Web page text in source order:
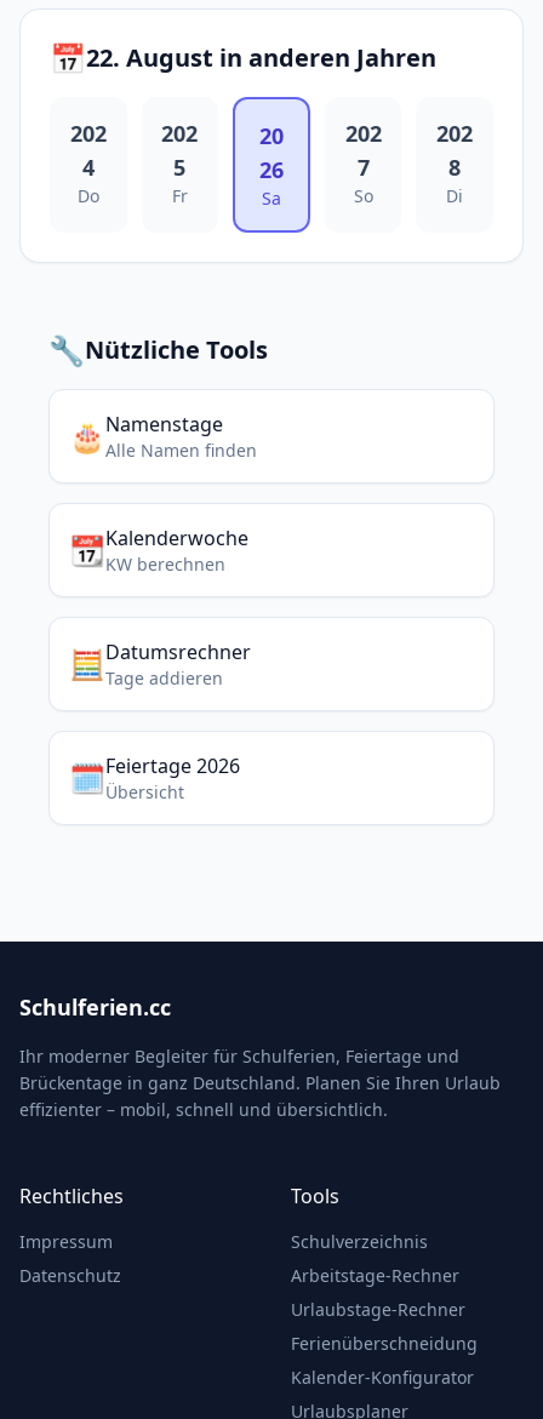
📅22. August in anderen Jahren
202
4
Do
202
5
Fr
20
26
Sa
202
7
So
202
8
Di
🔧Nützliche Tools
🎂 Namenstage
Alle Namen finden
📆Kalenderwoche
KW berechnen
🧮Datumsrechner
Tage addieren
🗓️Feiertage 2026
Übersicht
Schulferien.cc
Ihr moderner Begleiter für Schulferien, Feiertage und
Brückentage in ganz Deutschland. Planen Sie Ihren Urlaub
effizienter – mobil, schnell und übersichtlich.
Rechtliches
Impressum
Datenschutz
Tools
Schulverzeichnis
Arbeitstage-Rechner
Urlaubstage-Rechner
Ferienüberschneidung
Kalender-Konfigurator
Urlaubsplaner